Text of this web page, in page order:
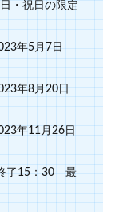
・祝日の限定
年5月7日
年8月20日
年11月26日
了15：30 最